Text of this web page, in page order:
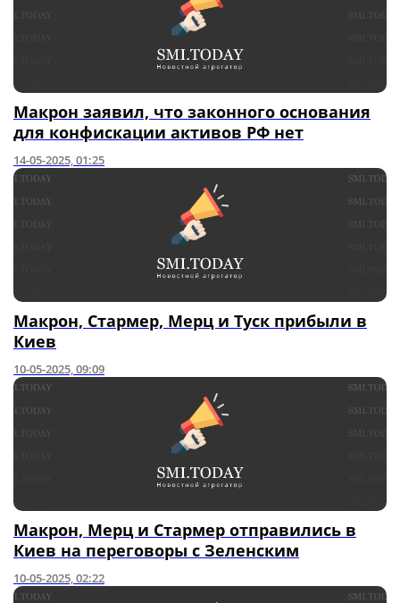
Макрон заявил, что законного основания
для конфискации активов РФ нет
14-05-2025, 01:25
Макрон, Стармер, Мерц и Туск прибыли в
Киев
10-05-2025, 09:09
Макрон, Мерц и Стармер отправились в
Киев на переговоры с Зеленским
10-05-2025, 02:22